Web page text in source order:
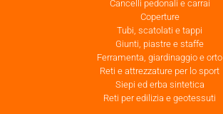
Cancelli pedonali e carrai
Coperture
Tubi, scatolati e tappi
Giunti, piastre e staffe
Ferramenta, giardinaggio e orto
Reti e attrezzature per lo sport
Siepi ed erba sintetica
Reti per edilizia e geotessuti